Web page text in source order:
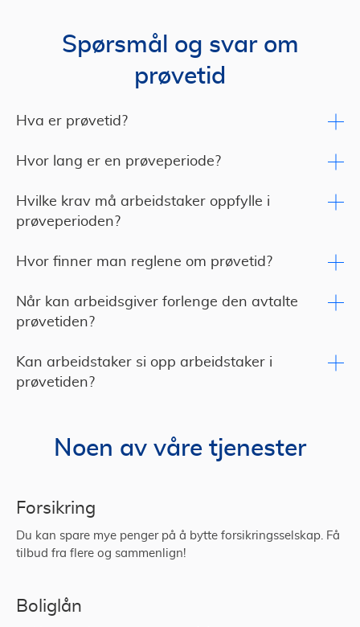
Spørsmål og svar om
prøvetid
Hva er prøvetid?
Hvor lang er en prøveperiode?
Hvilke krav må arbeidstaker oppfylle i
prøveperioden?
Hvor finner man reglene om prøvetid?
Når kan arbeidsgiver forlenge den avtalte
prøvetiden?
Kan arbeidstaker si opp arbeidstaker i
prøvetiden?
Noen av våre tjenester
Forsikring
Du kan spare mye penger på å bytte forsikringsselskap. Få
tilbud fra flere og sammenlign!
Boliglån